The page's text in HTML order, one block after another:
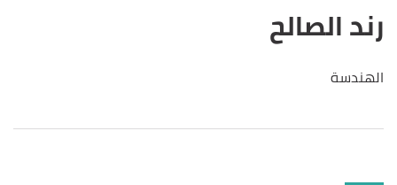
رند الصالح
الهندسة